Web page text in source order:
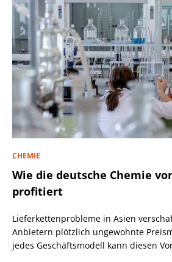
CHEMIE
Wie die deutsche Chemie
profitiert
Lieferkettenprobleme in Asien
Anbietern plötzlich ungewohnte
jedes Geschäftsmodell kann diesen